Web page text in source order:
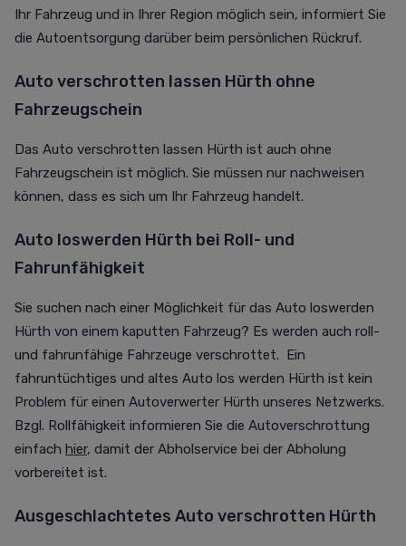
Ihr Fahrzeug und in Ihrer Region möglich sein, informiert Sie
die Autoentsorgung darüber beim persönlichen Rückruf.
Auto verschrotten lassen Hürth ohne
Fahrzeugschein
Das Auto verschrotten lassen Hürth ist auch ohne
Fahrzeugschein ist möglich. Sie müssen nur nachweisen
können, dass es sich um Ihr Fahrzeug handelt.
Auto loswerden Hürth bei Roll- und
Fahrunfähigkeit
Sie suchen nach einer Möglichkeit für das Auto loswerden
Hürth von einem kaputten Fahrzeug? Es werden auch roll-
und fahrunfähige Fahrzeuge verschrottet. Ein
fahruntüchtiges und altes Auto los werden Hürth ist kein
Problem für einen Autoverwerter Hürth unseres Netzwerks.
Bzgl. Rollfähigkeit informieren Sie die Autoverschrottung
einfach hier, damit der Abholservice bei der Abholung
vorbereitet ist.
Ausgeschlachtetes Auto verschrotten Hürth